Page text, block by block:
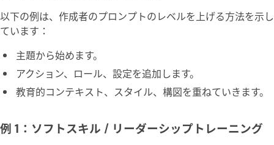
以下の例は、作成者のプロンプトのレベルを上げる方法を示し
ています：
主題から始めます。
アクション、ロール、設定を追加します。
教育的コンテキスト、スタイル、構図を重ねていきます。
例 1：ソフトスキル / リーダーシップトレーニング